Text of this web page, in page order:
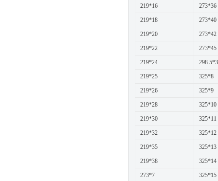
219*16 273*36
219*18 273*40
219*20 273*42
219*22 273*45
219*24
219*25 325*8
219*26 325*9
219*28 325*10
219*30 325*11
219*32 325*12
219*35 325*13
219*38 325*14
273*7 325*15